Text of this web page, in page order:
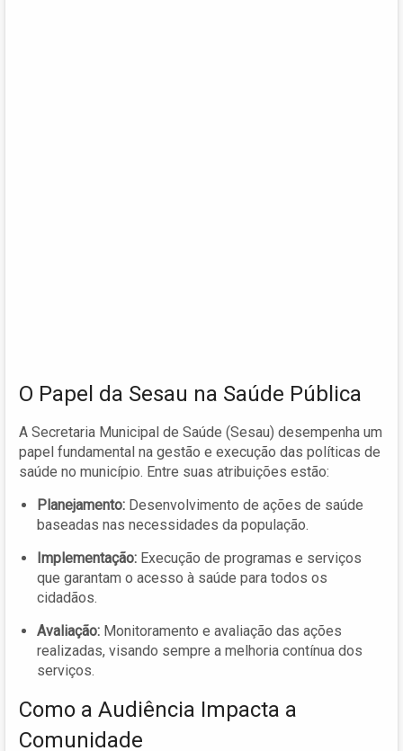
O Papel da Sesau na Saúde Pública
A Secretaria Municipal de Saúde (Sesau) desempenha um
papel fundamental na gestão e execução das políticas de
saúde no município. Entre suas atribuições estão:
Planejamento: Desenvolvimento de ações de saúde
baseadas nas necessidades da população.
Implementação: Execução de programas e serviços
que garantam o acesso à saúde para todos os
cidadãos.
Avaliação: Monitoramento e avaliação das ações
realizadas, visando sempre a melhoria contínua dos
serviços.
Como a Audiência Impacta a
Comunidade